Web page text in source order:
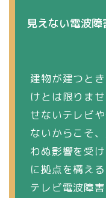
見えない電波障
建物が建つと
けとは限りま
せないテレビ
ないからこそ
わぬ影響を受
に拠点を構え
テレビ電波障